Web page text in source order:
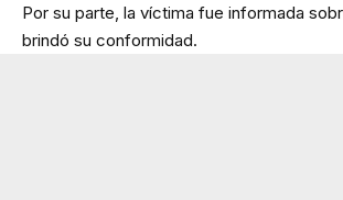
Por su parte, la víctima fue informada
brindó su conformidad.